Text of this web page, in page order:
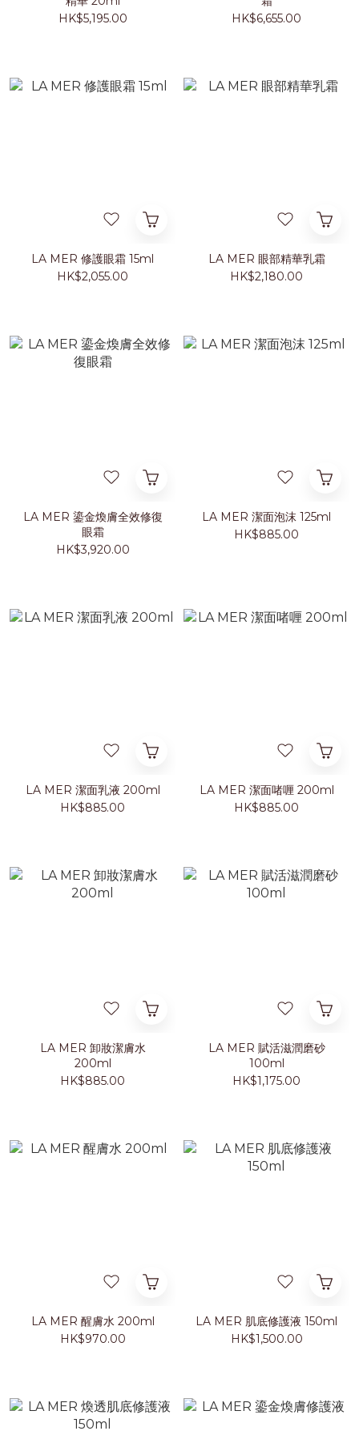
HK$5,195.00
HK$6,655.00
LA MER 修護眼霜 15ml
HK$2,055.00
LA MER 眼部精華乳霜
HK$2,180.00
LA MER 鎏金煥膚全效修復
眼霜
HK$3,920.00
LA MER 潔面泡沫 125ml
HK$885.00
LA MER 潔面乳液 200ml
HK$885.00
LA MER 潔面啫喱 200ml
HK$885.00
LA MER 卸妝潔膚水
200ml
HK$885.00
LA MER 賦活滋潤磨砂
100ml
HK$1,175.00
LA MER 醒膚水 200ml
HK$970.00
LA MER 肌底修護液 150ml
HK$1,500.00